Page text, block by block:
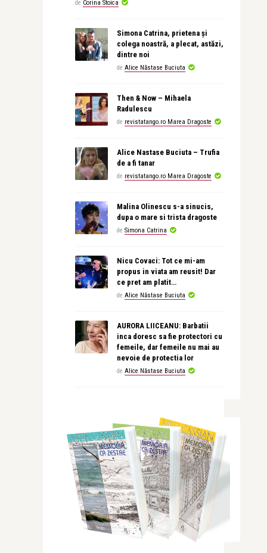
de Corina Stoica
Simona Catrina, prietena și
colega noastră, a plecat, astăzi,
dintre noi
de Alice Năstase Buciuta
Then & Now – Mihaela
Radulescu
de revistatango.ro Marea Dragoste
Alice Nastase Buciuta – Trufia
de a fi tanar
de revistatango.ro Marea Dragoste
Malina Olinescu s-a sinucis,
dupa o mare si trista dragoste
de Simona Catrina
Nicu Covaci: Tot ce mi-am
propus in viata am reusit! Dar
ce pret am platit…
de Alice Năstase Buciuta
AURORA LIICEANU: Barbatii
inca doresc sa fie protectori cu
femeile, dar femeile nu mai au
nevoie de protectia lor
de Alice Năstase Buciuta